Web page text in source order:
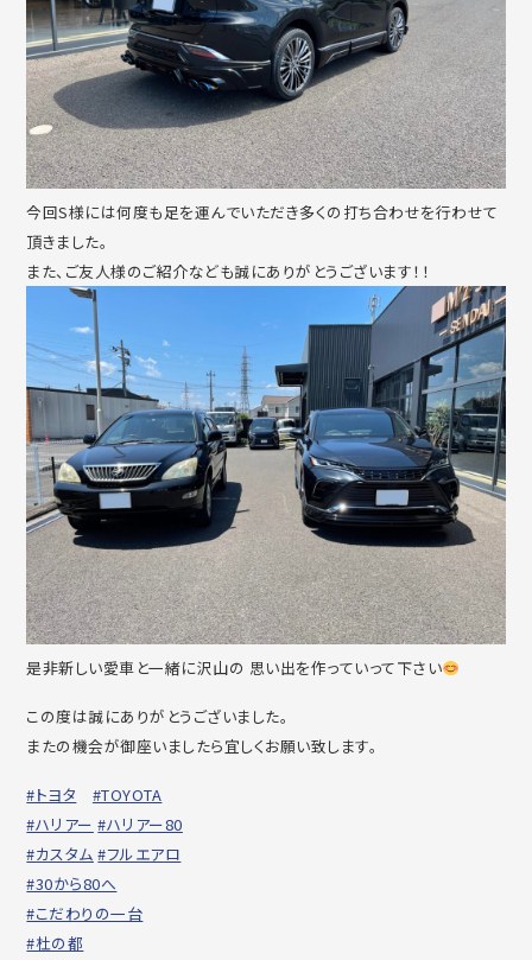
今回S様には何度も足を運んでいただき多くの打ち合わせを行わせて
頂きました。
また、ご友人様のご紹介なども誠にありがとうございます！！
是非新しい愛車と一緒に沢山の 思い出を作っていって下さい
この度は誠にありがとうございました。
またの機会が御座いましたら宜しくお願い致します。
#トヨタ
#TOYOTA
#ハリアー #ハリアー80
#カスタム #フルエアロ
#30から80へ
#こだわりの一台
#杜の都